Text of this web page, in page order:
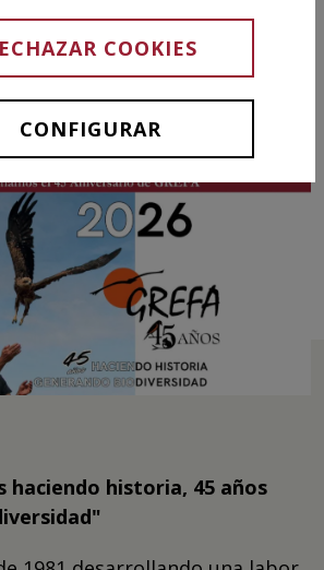
2026 - Acciones planeta
haciendo historia, 45 años
COOKIES
CONFIGURAR